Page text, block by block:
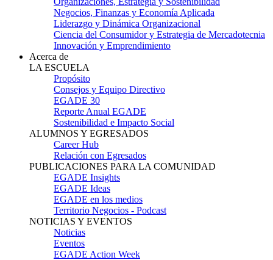
Negocios, Finanzas y Economía Aplicada
Liderazgo y Dinámica Organizacional
Ciencia del Consumidor y Estrategia de Mercadotecnia
Innovación y Emprendimiento
Acerca de
LA ESCUELA
Propósito
Consejos y Equipo Directivo
EGADE 30
Reporte Anual EGADE
Sostenibilidad e Impacto Social
ALUMNOS Y EGRESADOS
Career Hub
Relación con Egresados
PUBLICACIONES PARA LA COMUNIDAD
EGADE Insights
EGADE Ideas
EGADE en los medios
Territorio Negocios - Podcast
NOTICIAS Y EVENTOS
Noticias
Eventos
EGADE Action Week